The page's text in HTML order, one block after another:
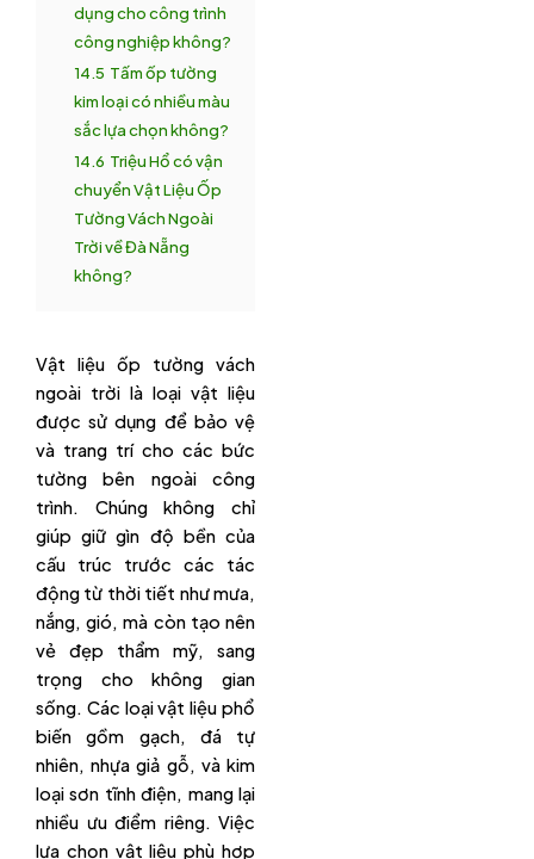
dụng cho công trình
công nghiệp không?
14.5 Tấm ốp tường
kim loại có nhiều màu
sắc lựa chọn không?
14.6 Triệu Hổ có vận
chuyển Vật Liệu Ốp
Tường Vách Ngoài
Trời về Đà Nẵng
không?
Vật liệu ốp tường vách
ngoài trời là loại vật liệu
được sử dụng để bảo vệ
và trang trí cho các bức
tường bên ngoài công
trình. Chúng không chỉ
giúp giữ gìn độ bền của
cấu trúc trước các tác
động từ thời tiết như mưa,
nắng, gió, mà còn tạo nên
vẻ đẹp thẩm mỹ, sang
trọng cho không gian
sống. Các loại vật liệu phổ
biến gồm gạch, đá tự
nhiên, nhựa giả gỗ, và kim
loại sơn tĩnh điện, mang lại
nhiều ưu điểm riêng. Việc
lựa chọn vật liệu phù hợp